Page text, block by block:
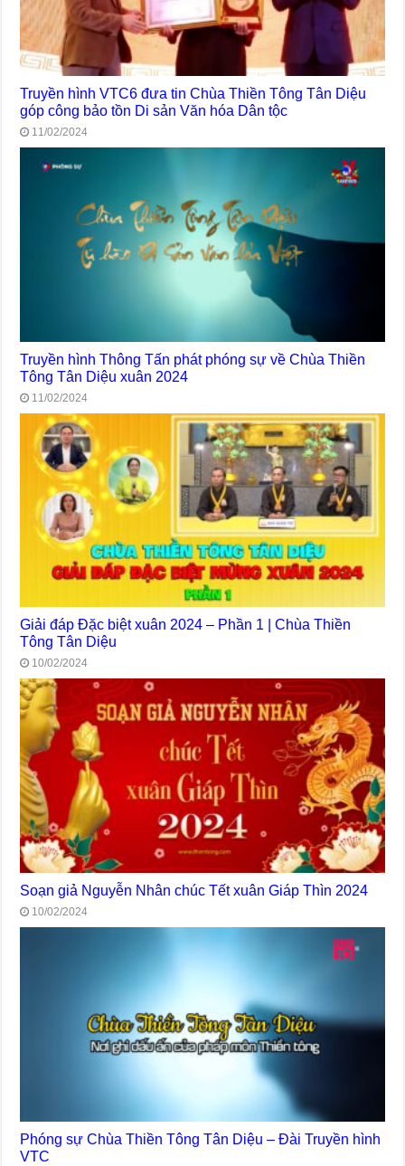
Truyền hình VTC6 đưa tin Chùa Thiền Tông Tân Diệu
góp công bảo tồn Di sản Văn hóa Dân tộc
11/02/2024
Truyền hình Thông Tấn phát phóng sự về Chùa Thiền
Tông Tân Diệu xuân 2024
11/02/2024
Giải đáp Đặc biệt xuân 2024 – Phần 1 | Chùa Thiền
Tông Tân Diệu
10/02/2024
Soạn giả Nguyễn Nhân chúc Tết xuân Giáp Thìn 2024
10/02/2024
Phóng sự Chùa Thiền Tông Tân Diệu – Đài Truyền hình
VTC